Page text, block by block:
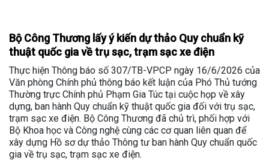
Bộ Công Thương lấy ý kiến dự thảo Quy chuẩn kỹ
thuật quốc gia về trụ sạc, trạm sạc xe điện
Thực hiện Thông báo số 307/TB-VPCP ngày 16/6/2026 của
Văn phòng Chính phủ thông báo kết luận của Phó Thủ tướng
Thường trực Chính phủ Phạm Gia Túc tại cuộc họp về xây
dựng, ban hành Quy chuẩn kỹ thuật quốc gia đối với trụ sạc,
trạm sạc xe điện. Bộ Công Thương đã chủ trì, phối hợp với
Bộ Khoa học và Công nghệ cùng các cơ quan liên quan để
xây dựng Hồ sơ dự thảo Thông tư ban hành Quy chuẩn quốc
gia về trụ sạc, trạm sạc xe điện.